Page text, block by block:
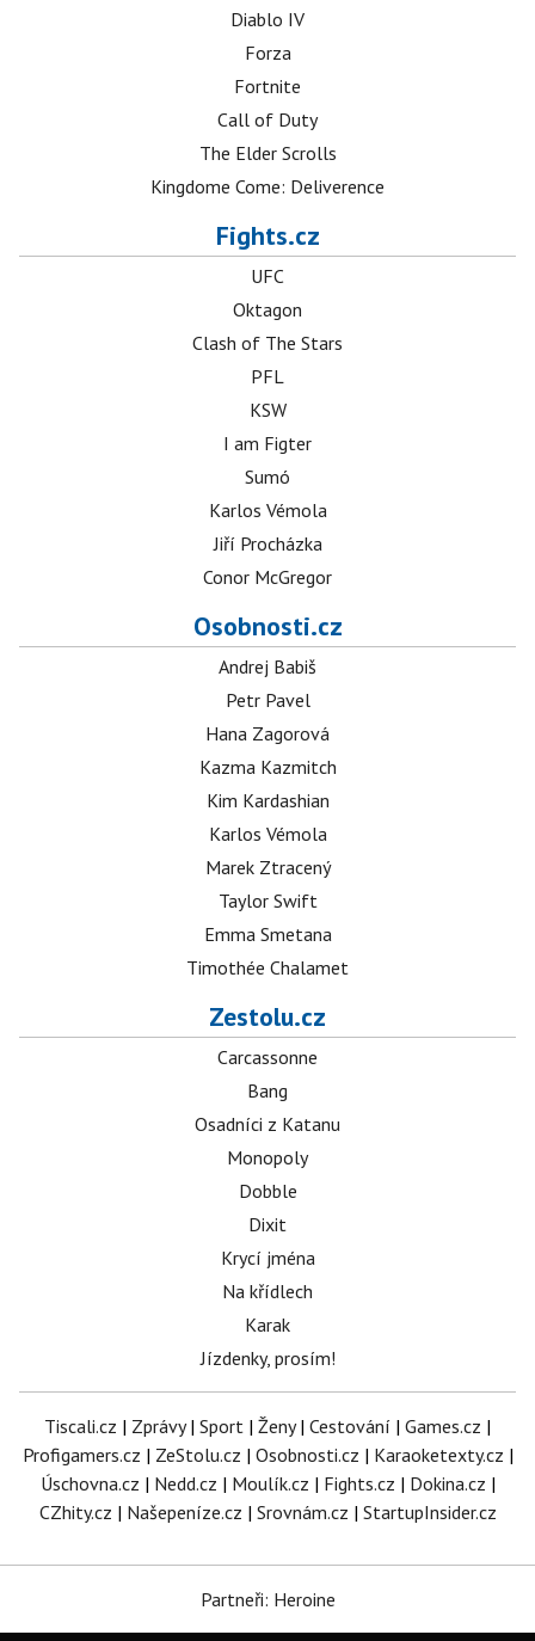
Diablo IV
Forza
Fortnite
Call of Duty
The Elder Scrolls
Kingdome Come: Deliverence
Fights.cz
UFC
Oktagon
Clash of The Stars
PFL
KSW
I am Figter
Sumó
Karlos Vémola
Jiří Procházka
Conor McGregor
Osobnosti.cz
Andrej Babiš
Petr Pavel
Hana Zagorová
Kazma Kazmitch
Kim Kardashian
Karlos Vémola
Marek Ztracený
Taylor Swift
Emma Smetana
Timothée Chalamet
Zestolu.cz
Carcassonne
Bang
Osadníci z Katanu
Monopoly
Dobble
Dixit
Krycí jména
Na křídlech
Karak
Jízdenky, prosím!
Tiscali.cz | Zprávy| Sport | Ženy| Cestování | Games.cz |
Profigamers.cz | ZeStolu.cz | Osobnosti.cz | Karaoketexty.cz |
Úschovna.cz | Nedd.cz | Moulík.cz | Fights.cz | Dokina.cz |
CZhity.cz | Našepeníze.cz | Srovnám.cz | StartupInsider.cz
Partneři: Heroine